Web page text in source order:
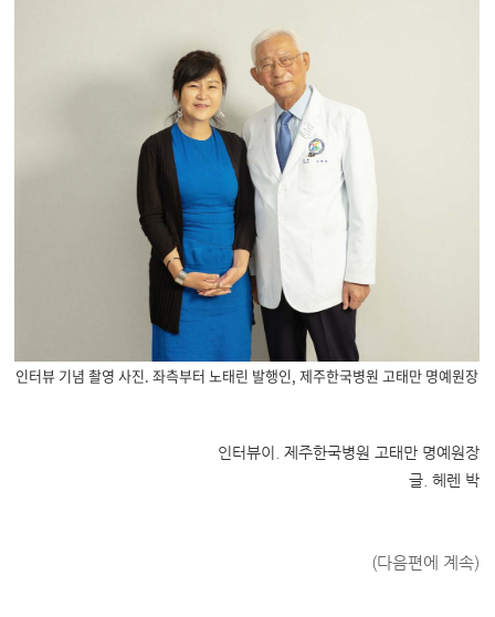
인터뷰 기념 촬영 사진. 좌측부터 노태린 발행인, 제주한국병원 고태만 명예원장
인터뷰이. 제주한국병원 고태만 명예원장
글. 헤렌 박
(다음편에 계속)